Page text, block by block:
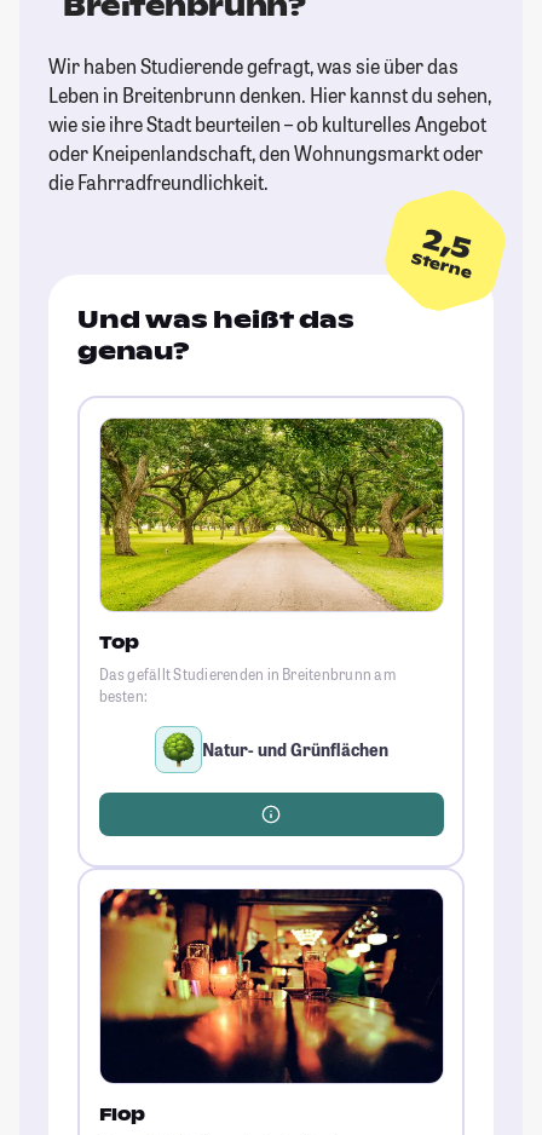
Wir haben Studierende gefragt, was sie über das
Leben in Breitenbrunn denken. Hier kannst du sehen,
wie sie ihre Stadt beurteilen – ob kulturelles Angebot
oder Kneipenlandschaft, den Wohnungsmarkt oder
die Fahrradfreundlichkeit.
2,5
Sterne
Und was heißt das
genau?
Top
Das gefällt Studierenden in Breitenbrunn am
besten:
Natur- und Grünflächen
Flop